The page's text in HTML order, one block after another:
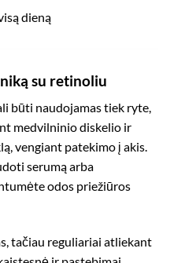
dieną
su retinoliu
būti naudojamas tiek ryte,
medvilninio diskelio ir
vengiant patekimo į akis.
serumą arba
odos priežiūros
tačiau reguliariai atliekant